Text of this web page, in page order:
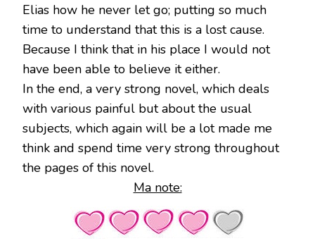
Elias how he never let go; putting so much
time to understand that this is a lost cause.
Because I think that in his place I would not
have been able to believe it either.
In the end, a very strong novel, which deals
with various painful but about the usual
subjects, which again will be a lot made me
think and spend time very strong throughout
the pages of this novel.
Ma note: